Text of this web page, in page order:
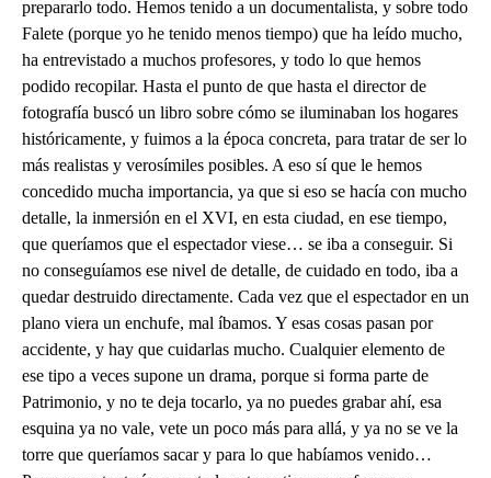
prepararlo todo. Hemos tenido a un documentalista, y sobre todo
Falete (porque yo he tenido menos tiempo) que ha leído mucho,
ha entrevistado a muchos profesores, y todo lo que hemos
podido recopilar. Hasta el punto de que hasta el director de
fotografía buscó un libro sobre cómo se iluminaban los hogares
históricamente, y fuimos a la época concreta, para tratar de ser lo
más realistas y verosímiles posibles. A eso sí que le hemos
concedido mucha importancia, ya que si eso se hacía con mucho
detalle, la inmersión en el XVI, en esta ciudad, en ese tiempo,
que queríamos que el espectador viese… se iba a conseguir. Si
no conseguíamos ese nivel de detalle, de cuidado en todo, iba a
quedar destruido directamente. Cada vez que el espectador en un
plano viera un enchufe, mal íbamos. Y esas cosas pasan por
accidente, y hay que cuidarlas mucho. Cualquier elemento de
ese tipo a veces supone un drama, porque si forma parte de
Patrimonio, y no te deja tocarlo, ya no puedes grabar ahí, esa
esquina ya no vale, vete un poco más para allá, y ya no se ve la
torre que queríamos sacar y para lo que habíamos venido…